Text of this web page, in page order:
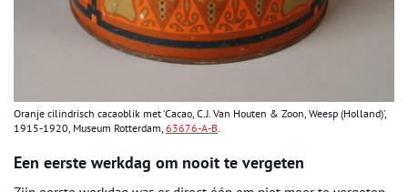
Oranje cilindrisch cacaoblik met ‘Cacao, C.J. Van Houten & Zoon, Weesp (Holland)’,
1915-1920, Museum Rotterdam, 63676-A-B
Een eerste werkdag om nooit te vergeten